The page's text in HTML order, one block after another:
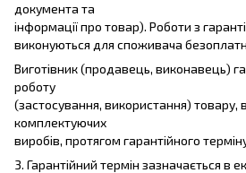
документа та
інформації про товар). Роботи з
виконуються для споживача
Виготівник (продавець, виконавець)
роботу
(застосування, використання) товару,
комплектуючих
виробів, протягом гарантійного
3. Гарантійний термін зазначається в